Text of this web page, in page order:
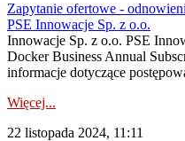
Zapytanie ofertowe -
PSE Innowacje Sp. z o.o.
Innowacje Sp. z o.o. PSE
Docker Business Annual
informacje dotyczące
Więcej...
22 listopada 2024, 11:11